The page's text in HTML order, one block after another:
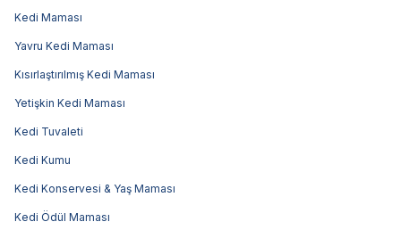
Kedi Maması
Yavru Kedi Maması
Kısırlaştırılmış Kedi Maması
Yetişkin Kedi Maması
Kedi Tuvaleti
Kedi Kumu
Kedi Konservesi & Yaş Maması
Kedi Ödül Maması